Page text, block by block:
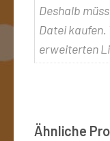
Deshalb
Datei
erweiterten
Ähnliche